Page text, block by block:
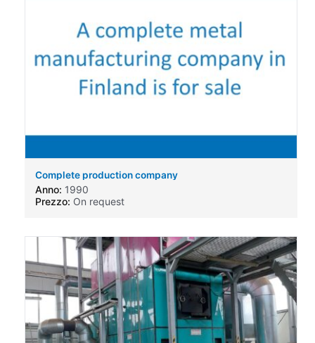
Complete production company
Anno: 1990
Prezzo: On request